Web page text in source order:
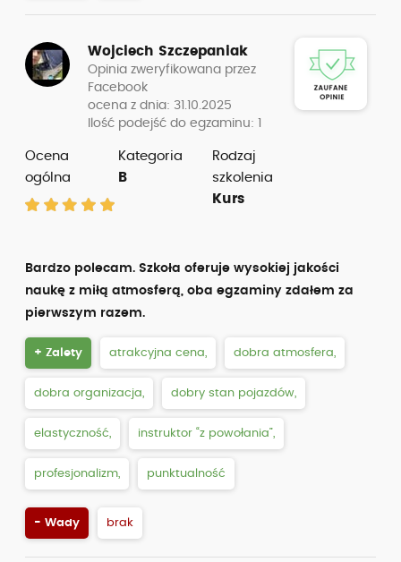
Wojciech Szczepaniak
Opinia zweryfikowana przez
Facebook
ocena z dnia: 31.10.2025
Ilość podejść do egzaminu: 1
Ocena
ogólna
Kategoria
B
Rodzaj
szkolenia
Kurs
Bardzo polecam. Szkoła oferuje wysokiej jakości
naukę z miłą atmosferą, oba egzaminy zdałem za
pierwszym razem.
+ Zalety atrakcyjna cena, dobra atmosfera,
dobra organizacja, dobry stan pojazdów,
elastyczność, instruktor “z powołania”,
profesjonalizm, punktualność
- Wady brak